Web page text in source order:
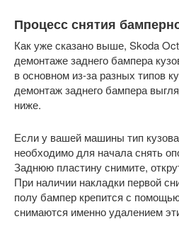
Процесс снятия
Как уже сказано выше, Skoda
демонтаже заднего бампера
в основном из-за разных типов
демонтаж заднего бампера
ниже.
Если у вашей машины тип
необходимо для начала снять
Заднюю пластину снимите,
При наличии накладки первой
полу бампер крепится с
снимаются именно удалением